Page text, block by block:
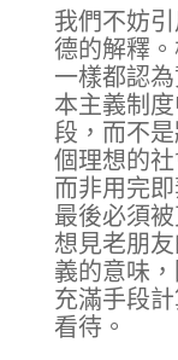
我們不妨
德的解釋
一樣都認
本主義制
段，而不
個理想的
而非用完
最後必須
想見老朋
義的意味
充滿手段
看待。